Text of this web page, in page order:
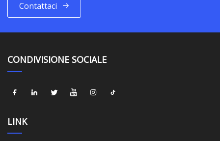
Contattaci
CONDIVISIONE SOCIALE
LINK